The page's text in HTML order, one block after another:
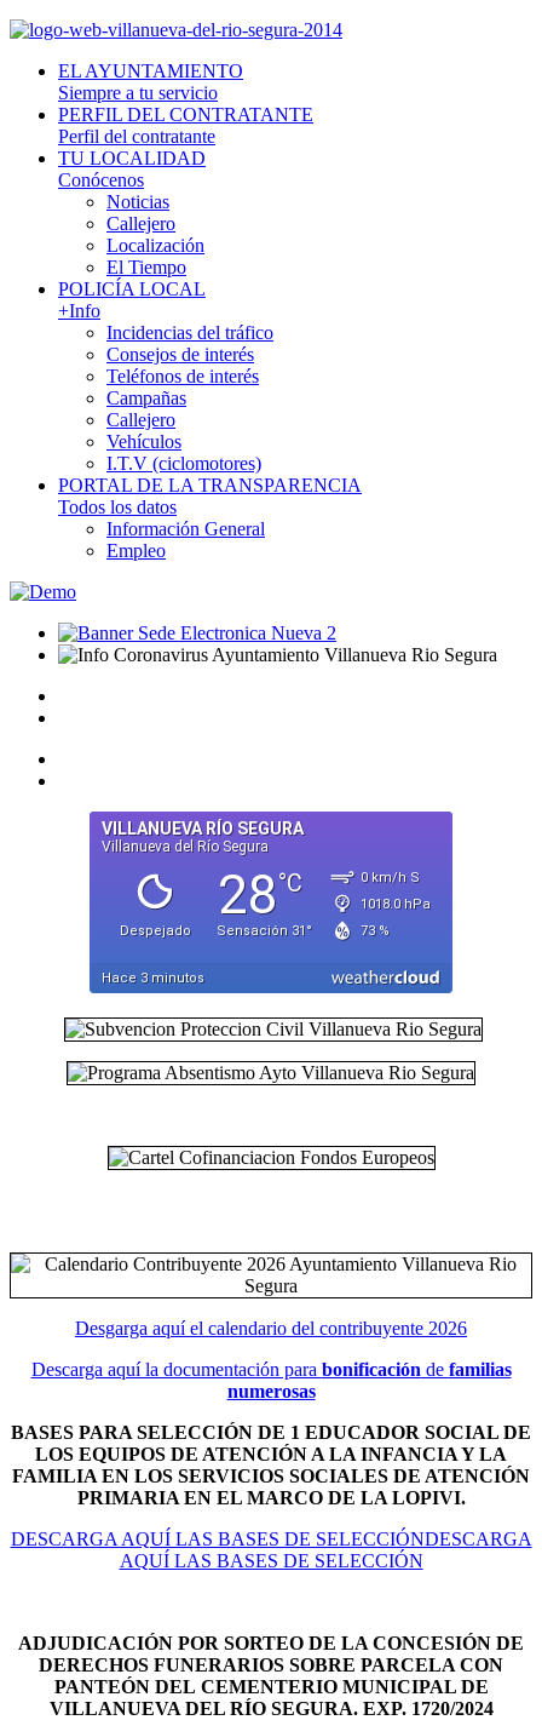
EL AYUNTAMIENTO
Siempre a tu servicio
PERFIL DEL CONTRATANTE
Perfil del contratante
TU LOCALIDAD
Conócenos
Noticias
Callejero
Localización
El Tiempo
POLICÍA LOCAL
+Info
Incidencias del tráfico
Consejos de interés
Teléfonos de interés
Campañas
Callejero
Vehículos
I.T.V (ciclomotores)
PORTAL DE LA TRANSPARENCIA
Todos los datos
Información General
Empleo
Desgarga aquí el calendario del contribuyente 2026
Descarga aquí la documentación para bonificación de familias
numerosas
BASES PARA SELECCIÓN DE 1 EDUCADOR SOCIAL DE
LOS EQUIPOS DE ATENCIÓN A LA INFANCIA Y LA
FAMILIA EN LOS SERVICIOS SOCIALES DE ATENCIÓN
PRIMARIA EN EL MARCO DE LA LOPIVI.
DESCARGA AQUÍ LAS BASES DE SELECCIÓNDESCARGA
AQUÍ LAS BASES DE SELECCIÓN
ADJUDICACIÓN POR SORTEO DE LA CONCESIÓN DE
DERECHOS FUNERARIOS SOBRE PARCELA CON
PANTEÓN DEL CEMENTERIO MUNICIPAL DE
VILLANUEVA DEL RÍO SEGURA. EXP. 1720/2024